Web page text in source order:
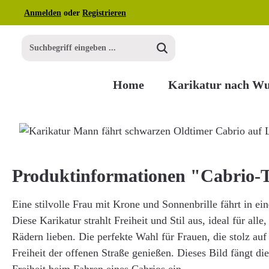
Hauptinhalt springen
Zur Suche springen
Zur Hauptnavigation springen
Anmelden oder Registrieren
Home Karikatur nach
Bildergalerie überspringen
Produktinformationen "Cabrio-
Eine stilvolle Frau mit Krone und Sonnenbrille fährt in
Diese Karikatur strahlt Freiheit und Stil aus, ideal für
Rädern lieben. Die perfekte Wahl für Frauen, die stolz
Freiheit der offenen Straße genießen. Dieses Bild fängt